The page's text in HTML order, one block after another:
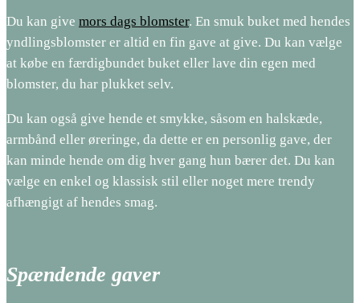
Du kan give mors dags blomster. En smuk buket med hendes
yndlingsblomster er altid en fin gave at give. Du kan vælge
at købe en færdigbundet buket eller lave din egen med
blomster, du har plukket selv.
Du kan også give hende et smykke, såsom en halskæde,
armbånd eller øreringe, da dette er en personlig gave, der
kan minde hende om dig hver gang hun bærer det. Du kan
vælge en enkel og klassisk stil eller noget mere trendy
afhængigt af hendes smag.
Spændende gaver